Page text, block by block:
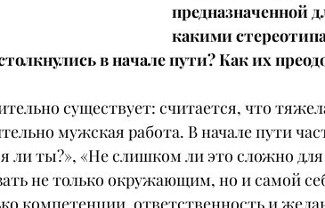
предназначенной
какими
в начале пути? Как их
существует: считается, что
мужская работа. В начале пути
ли ты?», «Не слишком ли это сложно
не только окружающим, но и самой
компетенции, ответственность и